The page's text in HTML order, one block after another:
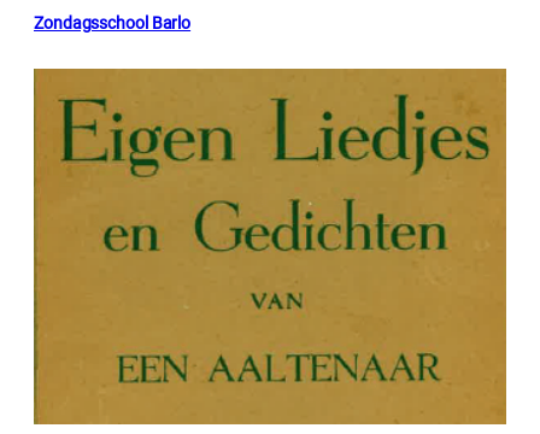
Zondagsschool Barlo